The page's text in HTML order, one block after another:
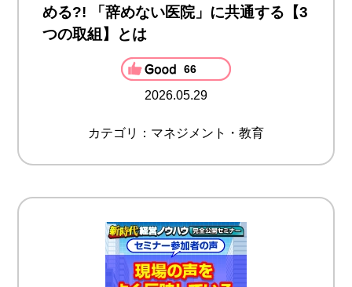
める?! 「辞めない医院」に共通する【3
つの取組】とは
66
2026.05.29
カテゴリ：マネジメント・教育